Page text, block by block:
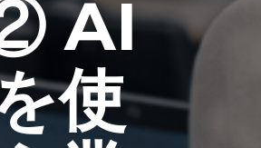
AI
使